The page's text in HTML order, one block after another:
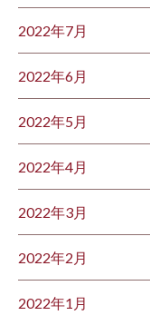
2022年7月
2022年6月
2022年5月
2022年4月
2022年3月
2022年2月
2022年1月